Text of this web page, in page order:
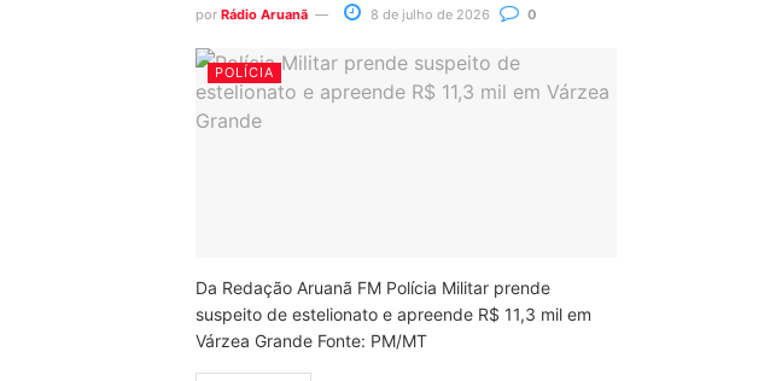
por Rádio Aruanã 8 de julho de 2026 0
POLÍCIA
Da Redação Aruanã FM Polícia Militar prende
suspeito de estelionato e apreende R$ 11,3 mil em
Várzea Grande Fonte: PM/MT